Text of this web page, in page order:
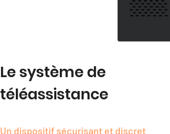
Le système de
téléassistance
Un dispositif sécurisant et discret